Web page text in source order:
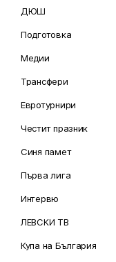
ДЮШ
Подготовка
Медии
Трансфери
Евротурнири
Честит празник
Синя памет
Първа лига
Интервю
ЛЕВСКИ ТВ
Купа на България